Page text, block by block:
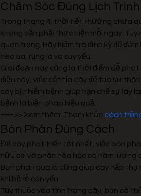
Chăm Sóc Đúng Lịch Trình
Trong tháng 4, thời tiết thường chưa
không cần phải thực hiện mỗi ngày.
quan trọng. Hãy kiểm tra định kỳ để
héo úa, rụng lá và suy yếu.
Giai đoạn này cũng là thời điểm dễ
điều này, việc cắt tỉa cây để tạo sự
cây bị nhiễm bệnh giúp hạn chế sự lây
bệnh là biện pháp hiệu quả.
===>> Xem thêm: Tham khảo cách
Bón Phân Đúng Cách
Để cây phát triển tốt nhất, việc bón
hữu cơ và phân hóa học có hàm lượng
Bón phân qua lá cũng giúp cây hấp
khi bộ rễ còn yếu.
Tùy thuộc vào tình trạng cây, bạn có